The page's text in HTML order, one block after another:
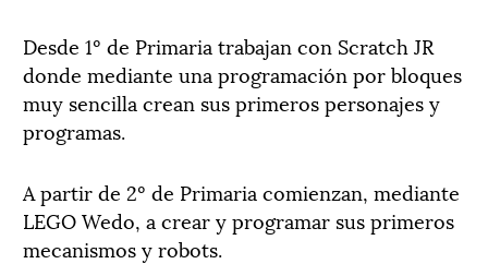
Desde 1º de Primaria trabajan con Scratch JR
donde mediante una programación por bloques
muy sencilla crean sus primeros personajes y
programas.
A partir de 2º de Primaria comienzan, mediante
LEGO Wedo, a crear y programar sus primeros
mecanismos y robots.